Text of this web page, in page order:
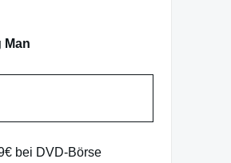
Man
bei DVD-Börse